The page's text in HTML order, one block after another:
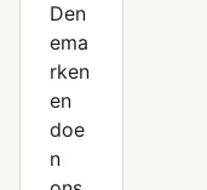
Den
ema
rken
en
doe
n